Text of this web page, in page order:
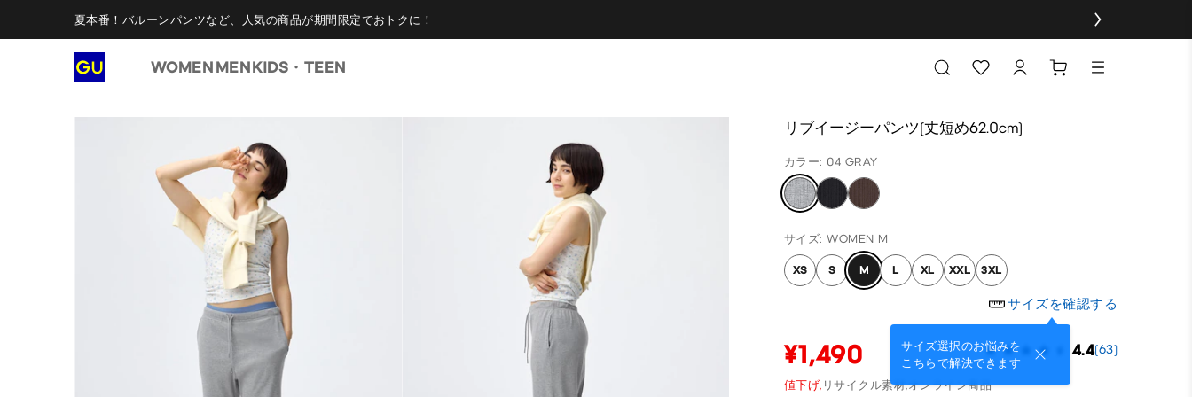
夏本番！バルーンパンツなど、人気の商品が期間限定でおトクに！
WOMEN MENKIDS・TEEN
リブイージーパンツ(丈短め62.0cm)
カラー: 04 GRAY
サイズ: WOMEN M
XS S M L XL XXL 3XL
サイズを確認する
サイズ選択のお悩みを
こちらで解決できます
¥1,490 4.4(63)
値下げ, リサイクル素材,オンライン商品